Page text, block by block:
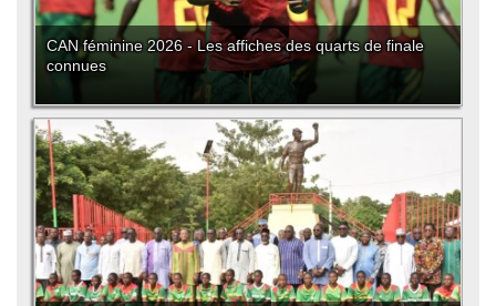
CAN féminine 2026 - Les affiches des quarts de finale
connues